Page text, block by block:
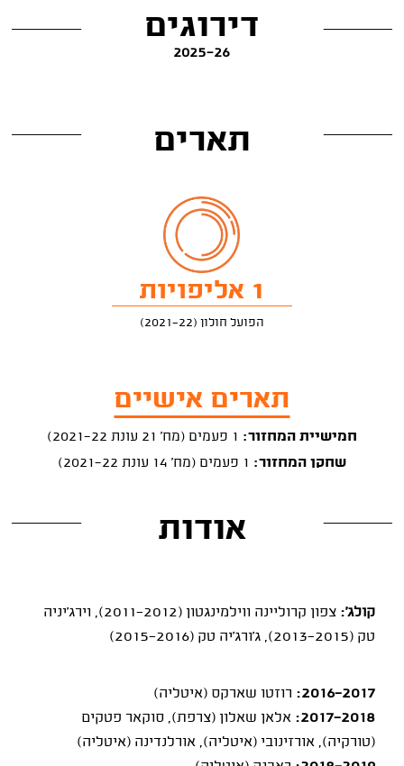
דירוגים
2025-26
תארים
1 אליפויות
הפועל חולון (2021-22)
תארים אישיים
חמישיית המחזור:
שחקן המחזור:
אודות
קולג':
צפון קרוליינה ווילמינגטון (2011-2012), וירג'יניה
טק (2013-2015), ג'ורג'יה טק (2015-2016)
2016-2017:
רוזטו שארקס (איטליה)
2017-2018:
אלאן שאלון (צרפת), סוקאר פטקים
(טורקיה), אורזינובי (איטליה), אורלנדינה (איטליה)